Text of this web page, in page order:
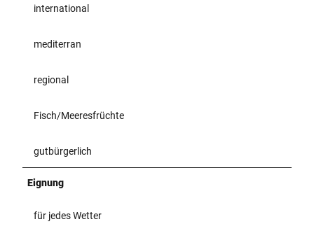
international
mediterran
regional
Fisch/Meeresfrüchte
gutbürgerlich
Eignung
für jedes Wetter